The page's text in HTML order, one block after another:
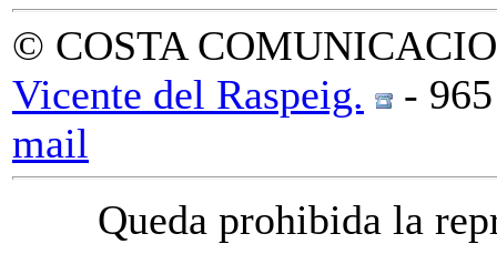
© COSTA
Vicente del Raspeig.
-
mail
Queda prohibida la